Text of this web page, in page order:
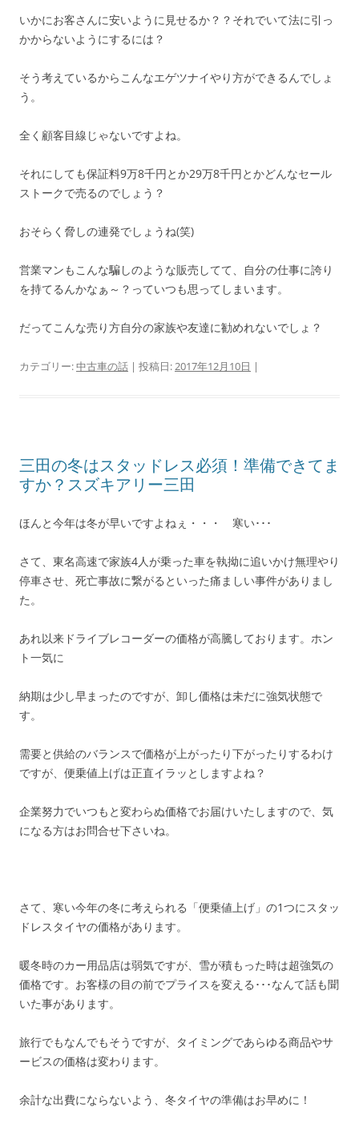
いかにお客さんに安いように見せるか？？それでいて法に引っ
かからないようにするには？
そう考えているからこんなエゲツナイやり方ができるんでしょ
う。
全く顧客目線じゃないですよね。
それにしても保証料9万8千円とか29万8千円とかどんなセール
ストークで売るのでしょう？
おそらく脅しの連発でしょうね(笑)
営業マンもこんな騙しのような販売してて、自分の仕事に誇り
を持てるんかなぁ～？っていつも思ってしまいます。
だってこんな売り方自分の家族や友達に勧めれないでしょ？
カテゴリー:中古車の話 | 投稿日:2017年12月10日 |
三田の冬はスタッドレス必須！準備できてま
すか？スズキアリー三田
ほんと今年は冬が早いですよねぇ・・・ 寒い･･･
さて、東名高速で家族4人が乗った車を執拗に追いかけ無理やり
停車させ、死亡事故に繋がるといった痛ましい事件がありまし
た。
あれ以来ドライブレコーダーの価格が高騰しております。ホン
ト一気に
納期は少し早まったのですが、卸し価格は未だに強気状態で
す。
需要と供給のバランスで価格が上がったり下がったりするわけ
ですが、便乗値上げは正直イラッとしますよね？
企業努力でいつもと変わらぬ価格でお届けいたしますので、気
になる方はお問合せ下さいね。
さて、寒い今年の冬に考えられる「便乗値上げ」の1つにスタッ
ドレスタイヤの価格があります。
暖冬時のカー用品店は弱気ですが、雪が積もった時は超強気の
価格です。お客様の目の前でプライスを変える･･･なんて話も聞
いた事があります。
旅行でもなんでもそうですが、タイミングであらゆる商品やサ
ービスの価格は変わります。
余計な出費にならないよう、冬タイヤの準備はお早めに！